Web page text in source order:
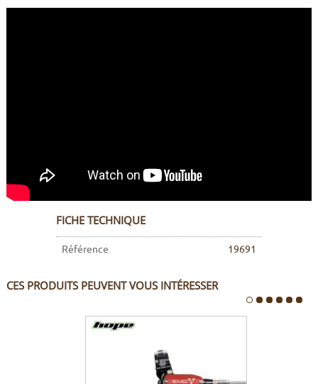
FICHE TECHNIQUE
Référence 19691
CES PRODUITS PEUVENT VOUS INTÉRESSER